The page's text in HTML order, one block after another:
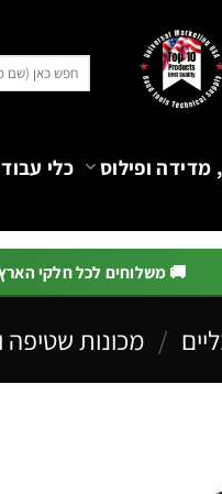
מדידה ופילוס כלי
🚚 משלוחים לכל חלקי הארץ ·
/ מכונות שטיפה